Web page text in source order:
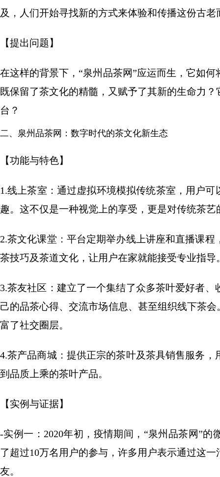
及，人们开始寻找新的方式来体验和传播这份古老
【提出问题】
在这样的背景下，“泉州品茶网”应运而生，它如
既保留了茶文化的精髓，又赋予了其新的生命力
台？
二、泉州品茶网：数字时代的茶文化新生态
【功能与特色】
1.线上茶室：通过虚拟环境模拟传统茶室，用户
趣。这不仅是一种视觉上的享受，更是对传统茶艺
2.茶文化课堂：平台定期举办线上讲座和直播课
茶技巧及茶道文化，让用户在家就能接受专业指导
3.茶友社区：建立了一个集结了众多茶叶爱好者
己的品茶心得、交流市场信息、甚至组织线下茶
富了社交圈层。
4.茶产品商城：提供正宗的茶叶及茶具销售服务
到品质上乘的茶叶产品。
【实例与证据】
-实例一：2020年初，疫情期间，“泉州品茶网”
了超过10万名用户的参与，许多用户表示通过这
友。